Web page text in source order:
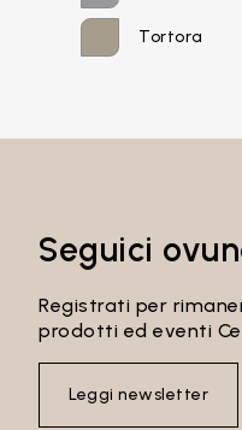
Password
Tortora
Seguici
Registrati per
prodotti ed eventi
Leggi newsletter